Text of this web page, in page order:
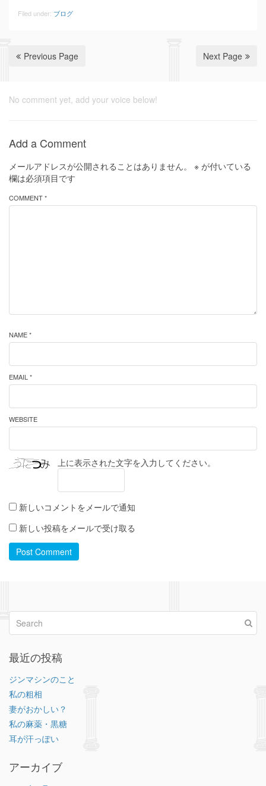
Filed under: ブログ
Previous Page Next Page
No comment yet, add your voice below!
Add a Comment
メールアドレスが公開されることはありません。 ※ が付いている
欄は必須項目です
COMMENT *
NAME *
EMAIL *
WEBSITE
上に表示された文字を入力してください。
新しいコメントをメールで通知
新しい投稿をメールで受け取る
Post Comment
最近の投稿
ジンマシンのこと
私の粗相
妻がおかしい？
私の麻薬・黒糖
耳が汗っぽい
アーカイブ